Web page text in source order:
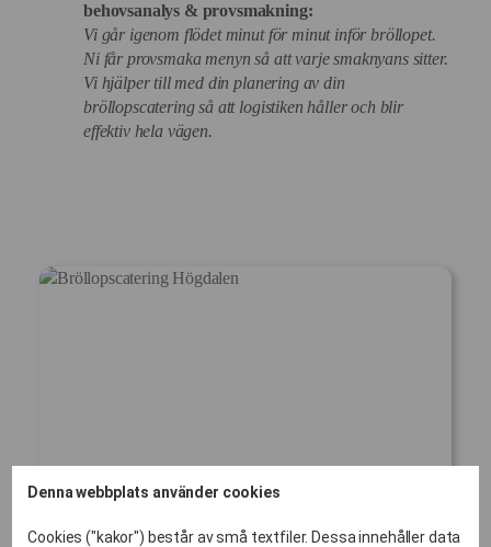
behovsanalys & provsmakning:
Vi går igenom flödet minut för minut inför bröllopet.
Ni får provsmaka menyn så att varje smaknyans sitter.
Vi hjälper till med din planering av din
bröllopscatering så att logistiken håller och blir
effektiv hela vägen.
Denna webbplats använder cookies
Cookies ("kakor") består av små textfiler. Dessa innehåller data